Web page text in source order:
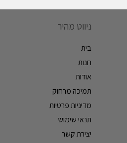
ניווט מהיר
בית
חנות
אודות
תמיכה מרחוק
מדיניות פרטיות
תנאי שימוש
יצירת קשר